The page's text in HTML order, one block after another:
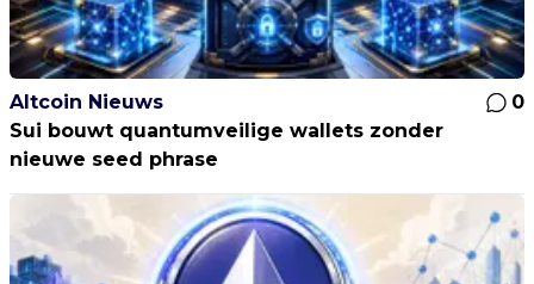
Altcoin Nieuws
0
Sui bouwt quantumveilige wallets zonder
nieuwe seed phrase